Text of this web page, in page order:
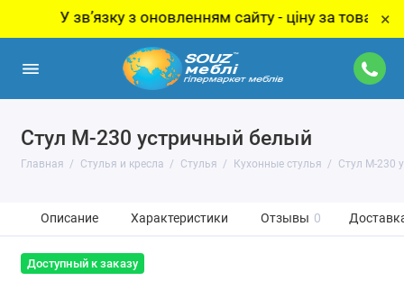
У звʼязку з оновленням сайту - ціну за товар ×
Стул M-230 устричный белый
Главная Стулья и кресла Стулья Кухонные стулья Стул M-230
Описание Характеристики Отзывы 0
Доступный к заказу